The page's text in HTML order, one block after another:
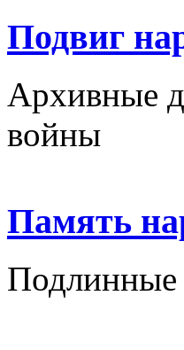
Подвиг
Архивные
войны
Память
Подлинные